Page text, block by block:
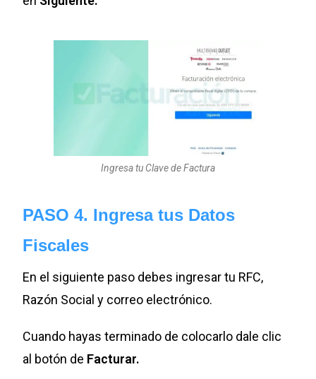
Ingresa tu Clave de Factura
PASO 4. Ingresa tus Datos
Fiscales
En el siguiente paso debes ingresar tu RFC,
Razón Social y correo electrónico.
Cuando hayas terminado de colocarlo dale clic
al botón de Facturar.